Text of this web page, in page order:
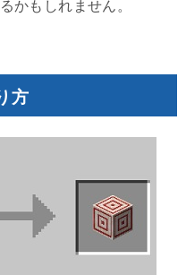
かもしれません。
方